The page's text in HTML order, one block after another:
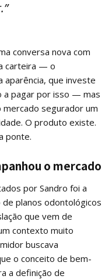
conversa nova com
carteira — o
aparência, que investe
a pagar por isso — mas
segurador um
O produto existe.
ponte.
o mercado
por Sandro foi a
planos odontológicos
que vem de
contexto muito
buscava
o conceito de bem-
a definição de